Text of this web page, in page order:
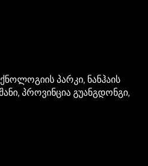
პარკი, ნანჰაის
პროვინცია გუანგდონგი,